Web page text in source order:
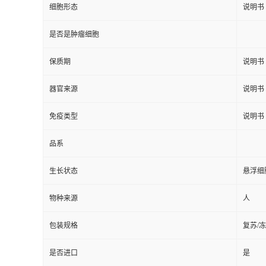
细胞形态 说明书
是否是肿瘤细胞
保质期 说明书
器官来源 说明书
免疫类型 说明书
品系
生长状态 悬浮细
物种来源 人
包装规格 复苏/
是否进口 是